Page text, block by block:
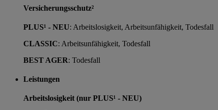
Versicherungsschutz²
PLUS¹ - NEU: Arbeitslosigkeit, Arbeitsunfähigkeit, Todesfall
CLASSIC: Arbeitsunfähigkeit, Todesfall
BEST AGER: Todesfall
Leistungen
Arbeitslosigkeit (nur PLUS¹ - NEU)